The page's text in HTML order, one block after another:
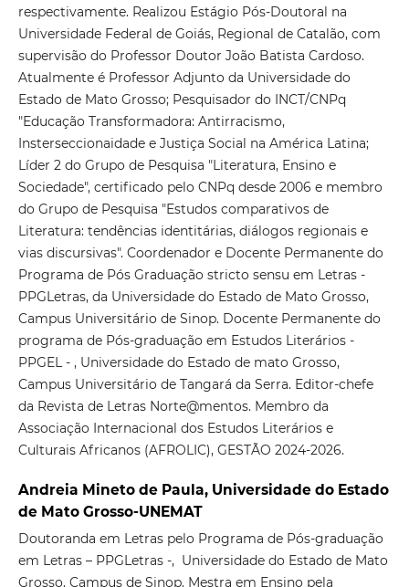
respectivamente. Realizou Estágio Pós-Doutoral na
Universidade Federal de Goiás, Regional de Catalão, com
supervisão do Professor Doutor João Batista Cardoso.
Atualmente é Professor Adjunto da Universidade do
Estado de Mato Grosso; Pesquisador do INCT/CNPq
"Educação Transformadora: Antirracismo,
Insterseccionaidade e Justiça Social na América Latina;
Líder 2 do Grupo de Pesquisa "Literatura, Ensino e
Sociedade", certificado pelo CNPq desde 2006 e membro
do Grupo de Pesquisa "Estudos comparativos de
Literatura: tendências identitárias, diálogos regionais e
vias discursivas". Coordenador e Docente Permanente do
Programa de Pós Graduação stricto sensu em Letras -
PPGLetras, da Universidade do Estado de Mato Grosso,
Campus Universitário de Sinop. Docente Permanente do
programa de Pós-graduação em Estudos Literários -
PPGEL - , Universidade do Estado de mato Grosso,
Campus Universitário de Tangará da Serra. Editor-chefe
da Revista de Letras Norte@mentos. Membro da
Associação Internacional dos Estudos Literários e
Culturais Africanos (AFROLIC), GESTÃO 2024-2026.
Andreia Mineto de Paula, Universidade do Estado
de Mato Grosso-UNEMAT
Doutoranda em Letras pelo Programa de Pós-graduação
em Letras – PPGLetras -, Universidade do Estado de Mato
Grosso. Campus de Sinop. Mestra em Ensino pela